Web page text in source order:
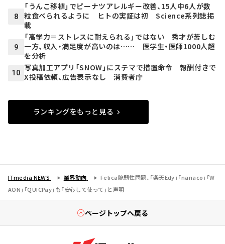
8
「うんこ移植」でピーナツアレルギー改善、15人中6人が数
粒食べられるように ヒトの実証は初 Science系列誌掲
載
9
「高学力＝ストレスに耐えられる」ではない 秀才が苦しむ
一方、収入・満足度が高いのは…… 医学生・医師1000人超
を分析
10
写真加工アプリ「SNOW」にステマで措置命令 報酬付きで
X投稿依頼、広告表示なし 消費者庁
ランキングをもっと見る
ITmedia NEWS 業界動向
Felica脆弱性問題、「楽天Edy」「nanaco」「W
AON」「QUICPay」も「安心して使って」と声明
ページトップへ戻る